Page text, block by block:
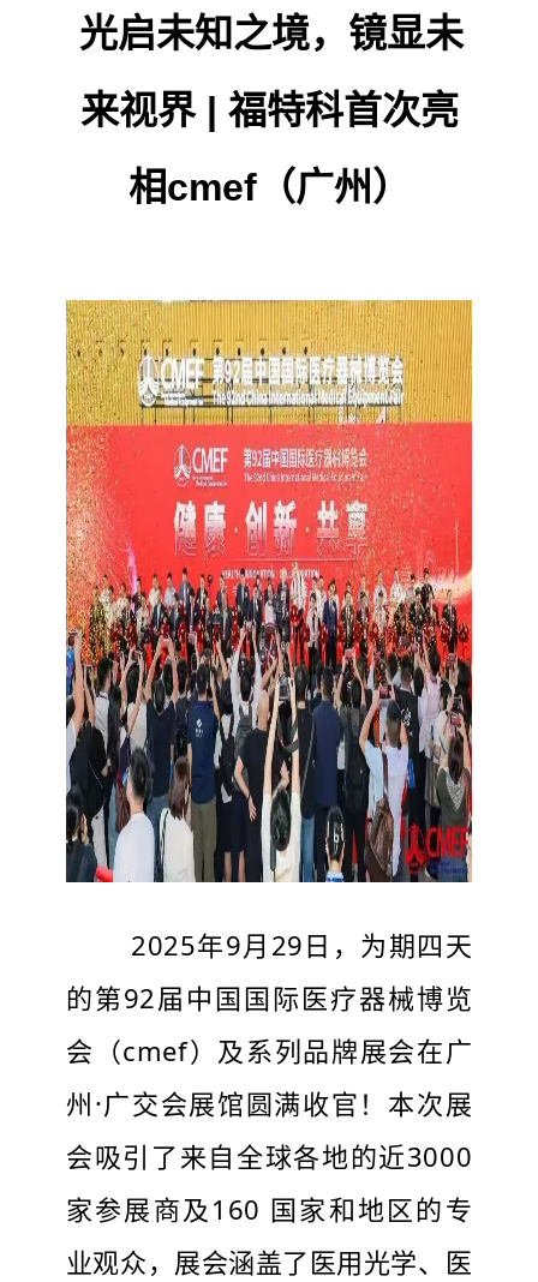
光启未知之境，镜显未
来视界 | 福特科首次亮
相cmef（广州）
2025年9月29日，为期四天
的第92届中国国际医疗器械博览
会（cmef）及系列品牌展会在广
州·广交会展馆圆满收官！本次展
会吸引了来自全球各地的近3000
家参展商及160 国家和地区的专
业观众，展会涵盖了医用光学、医